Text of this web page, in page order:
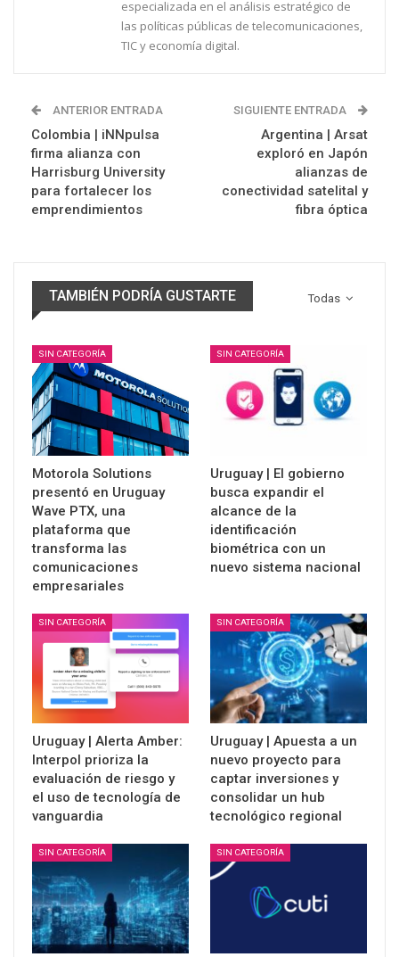
especializada en el análisis estratégico de
las políticas públicas de telecomunicaciones,
TIC y economía digital.
ANTERIOR ENTRADA
Colombia | iNNpulsa
firma alianza con
Harrisburg University
para fortalecer los
emprendimientos
SIGUIENTE ENTRADA
Argentina | Arsat
exploró en Japón
alianzas de
conectividad satelital y
fibra óptica
Todas
TAMBIÉN PODRÍA GUSTARTE
SIN CATEGORÍA
Motorola Solutions
presentó en Uruguay
Wave PTX, una
plataforma que
transforma las
comunicaciones
empresariales
SIN CATEGORÍA
Uruguay | El gobierno
busca expandir el
alcance de la
identificación
biométrica con un
nuevo sistema nacional
SIN CATEGORÍA
Uruguay | Alerta Amber:
Interpol prioriza la
evaluación de riesgo y
el uso de tecnología de
vanguardia
SIN CATEGORÍA
Uruguay | Apuesta a un
nuevo proyecto para
captar inversiones y
consolidar un hub
tecnológico regional
SIN CATEGORÍA SIN CATEGORÍA